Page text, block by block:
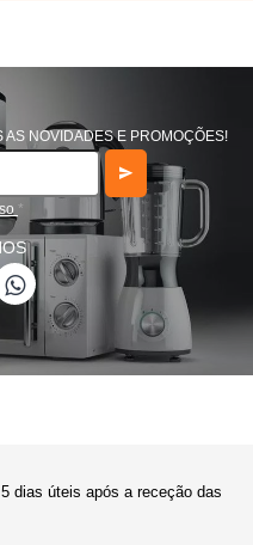
AS NOVIDADES E PROMOÇÕES!
*
dias úteis após a receção das